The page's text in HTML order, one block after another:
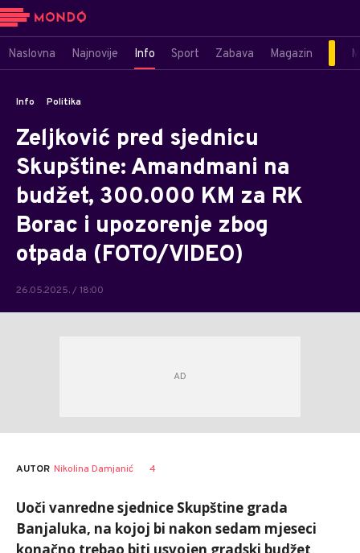
Naslovna Najnovije Info Sport Zabava Magazin
Info Politika
Zeljković pred sjednicu
Skupštine: Amandmani na
budžet, 300.000 KM za RK
Borac i upozorenje zbog
otpada (FOTO/VIDEO)
26.05.2025. / 18:00
AUTOR Nikolina Damjanić 4
Uoči vanredne sjednice Skupštine grada
Banjaluka, na kojoj bi nakon sedam mjeseci